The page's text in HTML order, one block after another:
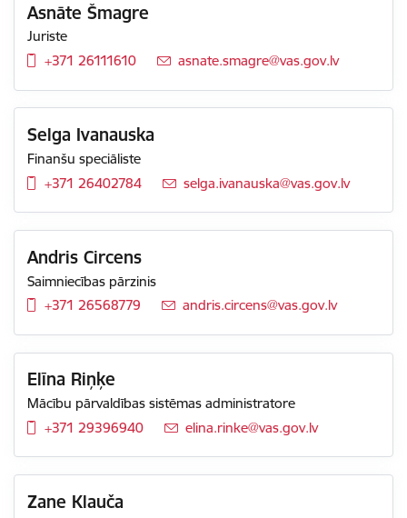
Asnāte Šmagre
Juriste
+371 26111610
E-pasts:
asnate.smagre@vas.gov.lv
Selga Ivanauska
Finanšu speciāliste
+371 26402784
E-pasts:
selga.ivanauska@vas.gov.lv
Andris Circens
Saimniecības pārzinis
+371 26568779
E-pasts:
andris.circens@vas.gov.lv
Elīna Riņķe
Mācību pārvaldības sistēmas administratore
+371 29396940
E-pasts:
elina.rinke@vas.gov.lv
Zane Klauča